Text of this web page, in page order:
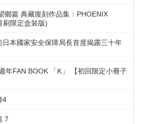
鄉篇 典藏復刻作品集：PHOENIX
刷限定盒裝版)
日本國家安全保障局長首度揭露三十年
年FAN BOOK 「K」 【初回限定小冊子
4
7